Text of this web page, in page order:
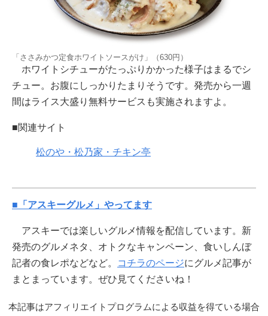
「ささみかつ定食ホワイトソースがけ」（630円）
ホワイトシチューがたっぷりかかった様子はまるでシ
チュー。お腹にしっかりたまりそうです。発売から一週
間はライス大盛り無料サービスも実施されますよ。
■関連サイト
松のや・松乃家・チキン亭
■「アスキーグルメ」やってます
アスキーでは楽しいグルメ情報を配信しています。新
発売のグルメネタ、オトクなキャンペーン、食いしんぼ
記者の食レポなどなど。
コチラのページにグルメ記事が
まとまっています。ぜひ見てくださいね！
本記事はアフィリエイトプログラムによる収益を得ている場合